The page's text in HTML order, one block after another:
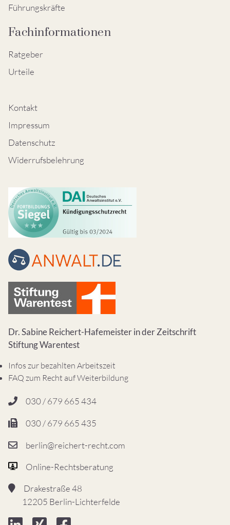
Führungskräfte
Fachinformationen
Ratgeber
Urteile
Kontakt
Impressum
Datenschutz
Widerrufsbelehrung
Dr. Sabine Reichert-Hafemeister in der Zeitschrift
Stiftung Warentest
Infos zur bezahlten Arbeitszeit
FAQ zum Recht auf Weiterbildung
030 / 679 665 434
030 / 679 665 435
berlin@reichert-recht.com
Online-Rechtsberatung
Drakestraße 48
12205 Berlin-Lichterfelde